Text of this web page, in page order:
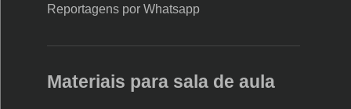
Reportagens por Whatsapp
Materiais para sala de aula